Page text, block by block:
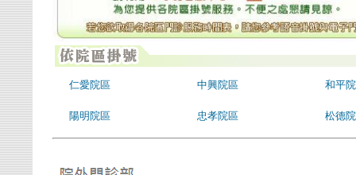
仁愛院區 中興院區 和平
陽明院區 忠孝院區 松德